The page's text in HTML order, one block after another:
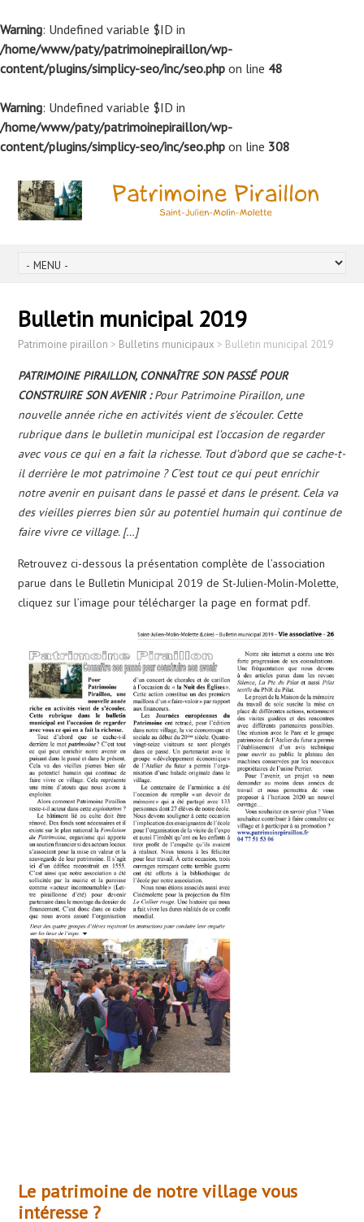
Warning: Undefined variable $ID in
/home/www/paty/patrimoinepiraillon/wp-
content/plugins/simplicy-seo/inc/seo.php on line 48
Warning: Undefined variable $ID in
/home/www/paty/patrimoinepiraillon/wp-
content/plugins/simplicy-seo/inc/seo.php on line 308
Bulletin municipal 2019
Patrimoine piraillon > Bulletins municipaux > Bulletin municipal 2019
PATRIMOINE PIRAILLON, CONNAÎTRE SON PASSÉ POUR
CONSTRUIRE SON AVENIR : Pour Patrimoine Piraillon, une
nouvelle année riche en activités vient de s’écouler. Cette
rubrique dans le bulletin municipal est l’occasion de regarder
avec vous ce qui en a fait la richesse. Tout d’abord que se cache-t-
il derrière le mot patrimoine ? C’est tout ce qui peut enrichir
notre avenir en puisant dans le passé et dans le présent. Cela va
des vieilles pierres bien sûr au potentiel humain qui continue de
faire vivre ce village. […]
Retrouvez ci-dessous la présentation complète de l’association
parue dans le Bulletin Municipal 2019 de St-Julien-Molin-Molette,
cliquez sur l’image pour télécharger la page en format pdf.
Le patrimoine de notre village vous
intéresse ?